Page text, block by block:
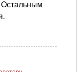
Остальным